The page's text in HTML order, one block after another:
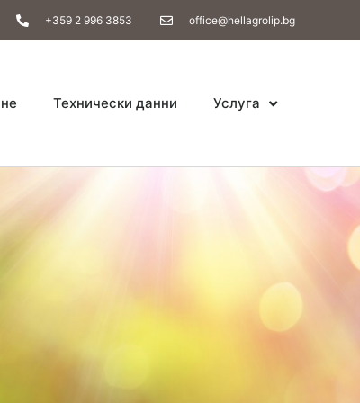
+359 2 996 3853 office@hellagrolip.bg
Технически данни Услуга